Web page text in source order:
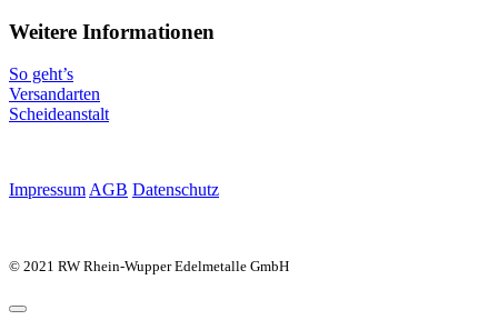
Weitere Informationen
So geht’s
Versandarten
Scheideanstalt
ImpressumAGB Datenschutz
© 2021 RW Rhein-Wupper Edelmetalle GmbH